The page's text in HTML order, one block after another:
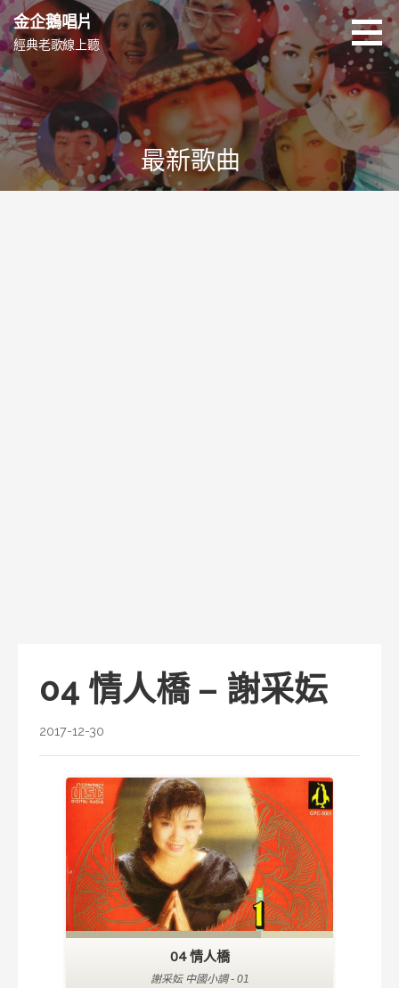
跳
至
主
要
內
容
金企鵝唱片
經典老歌線上聽
最新歌曲
04 情人橋 – 謝采妘
2017-12-30
04 情人橋
謝采妘 中國小調 - 01